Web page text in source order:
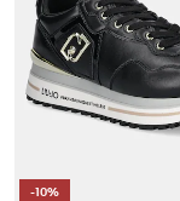
-10%